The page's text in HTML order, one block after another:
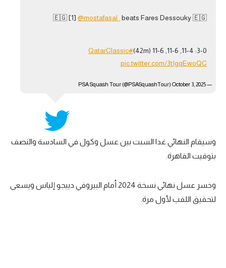
Gamers
تحقيق في الجول
كويز في الجول
فيديو في الجول
🇪🇬 [1] @mostafasal_ beats Fares Dessouky 🇪🇬
3-0: 11-4, 11-6, 11-6 (42m)
#QatarClassic
pic.twitter.com/3tIgqEwoQC
— PSA Squash Tour (@PSASquashTour)
October 3, 2025
وسيقام النهائي غدا السبت بين عسل وكول في السادسة والنصف
بتوقيت القاهرة.
وخسر عسل نهائي نسخة 2024 أمام البيروفي دييجو إلياس ويسعى
لتحقيق اللقب لأول مرة.